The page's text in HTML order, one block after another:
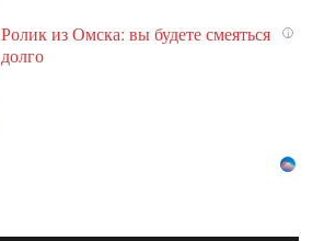
i
Ролик из Омска: вы будете смеяться
долго